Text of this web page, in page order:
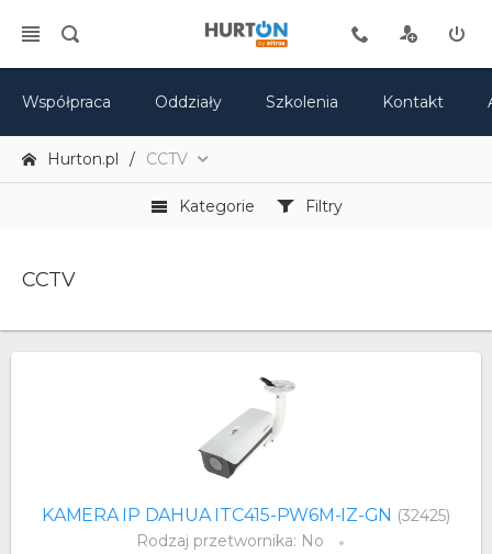
Współpraca Oddziały Szkolenia Kontakt
Hurton.pl CCTV
Kategorie Filtry
CCTV
KAMERA IP DAHUA ITC415-PW6M-IZ-GN (32425)
Rodzaj przetwornika: No